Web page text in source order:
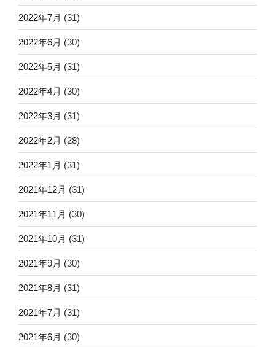
2022年7月 (31)
2022年6月 (30)
2022年5月 (31)
2022年4月 (30)
2022年3月 (31)
2022年2月 (28)
2022年1月 (31)
2021年12月 (31)
2021年11月 (30)
2021年10月 (31)
2021年9月 (30)
2021年8月 (31)
2021年7月 (31)
2021年6月 (30)